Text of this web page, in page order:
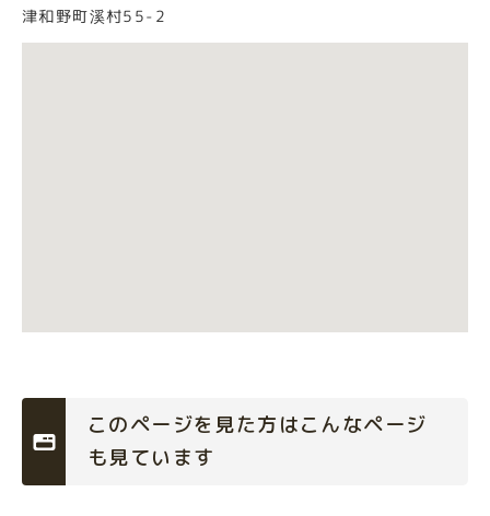
津和野町溪村55-2
このページを見た方はこんなページ
も見ています